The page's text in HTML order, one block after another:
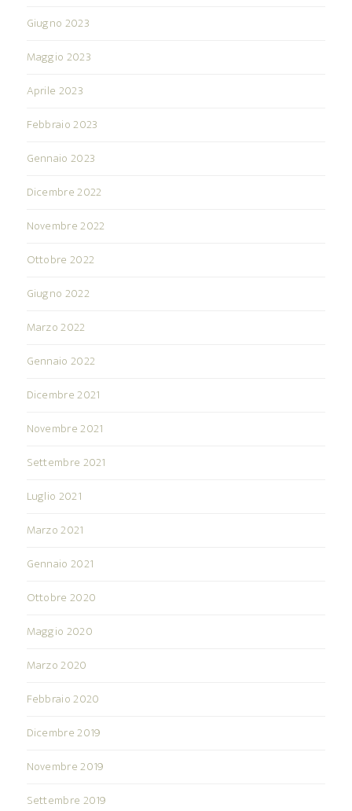
Giugno 2023
Maggio 2023
Aprile 2023
Febbraio 2023
Gennaio 2023
Dicembre 2022
Novembre 2022
Ottobre 2022
Giugno 2022
Marzo 2022
Gennaio 2022
Dicembre 2021
Novembre 2021
Settembre 2021
Luglio 2021
Marzo 2021
Gennaio 2021
Ottobre 2020
Maggio 2020
Marzo 2020
Febbraio 2020
Dicembre 2019
Novembre 2019
Settembre 2019